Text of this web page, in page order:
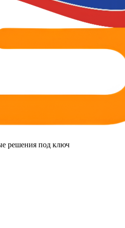
решения под ключ